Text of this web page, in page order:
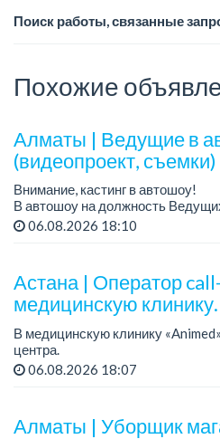
Поиск работы, связанные
Похожие
Алматы | Ведущие в
(видеопроект, съемки)
Внимание, кастинг в автошоу!
В автошоу на должность
парни. А также авто эксперты и
06.08.2026 18:10
Астана | Оператор
медицинскую клинику.
В медицинскую клинику
центра.
Зарплата: от 500 000 до 800 000
График работы: 5/2, с 10.00 до
06.08.2026 18:07
Алматы | Уборщик